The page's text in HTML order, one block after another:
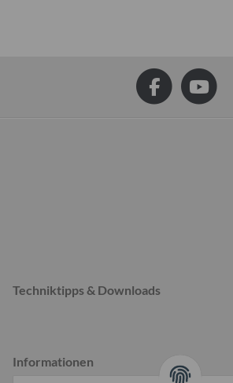
Techniktipps & Downloads
Informationen